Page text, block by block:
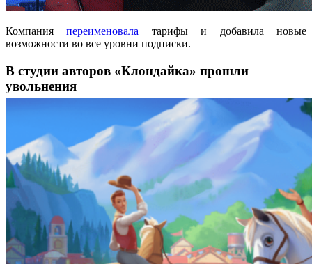
Компанияпереименовала тарифы и добавила новые
возможности во все уровни подписки.
В студии авторов «Клондайка» прошли
увольнения